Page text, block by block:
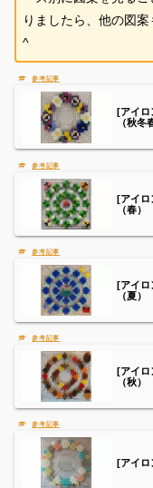
りましたら、他の図
^
[アイ
（秋冬
[アイ
（春）
[アイ
（夏）
[アイ
（秋）
[アイ